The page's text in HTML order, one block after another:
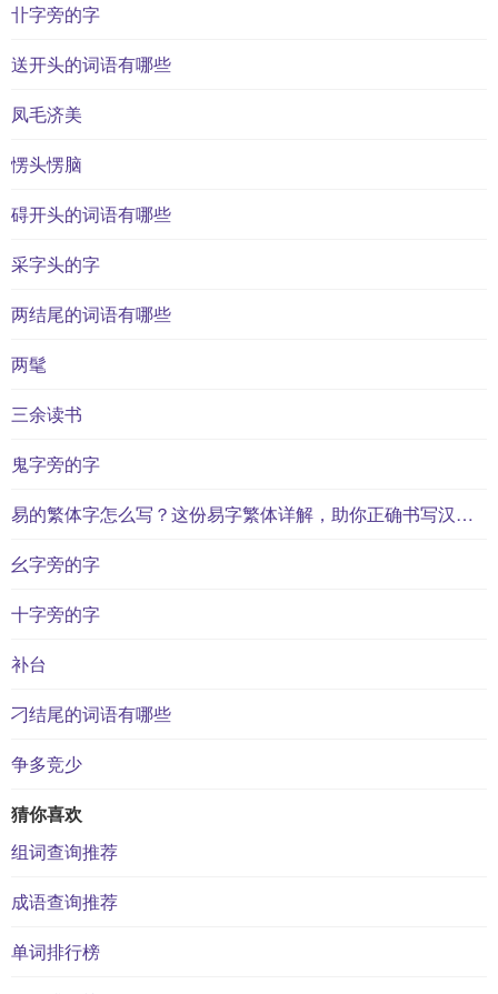
卝字旁的字
送开头的词语有哪些
凤毛济美
愣头愣脑
碍开头的词语有哪些
采字头的字
两结尾的词语有哪些
两髦
三余读书
鬼字旁的字
易的繁体字怎么写？这份易字繁体详解，助你正确书写汉字_汉字繁体学习
幺字旁的字
十字旁的字
补台
刁结尾的词语有哪些
争多竞少
猜你喜欢
组词查询推荐
成语查询推荐
单词排行榜